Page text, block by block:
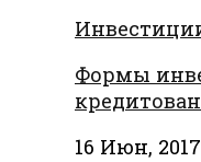
Формы
16 Июн, 2017